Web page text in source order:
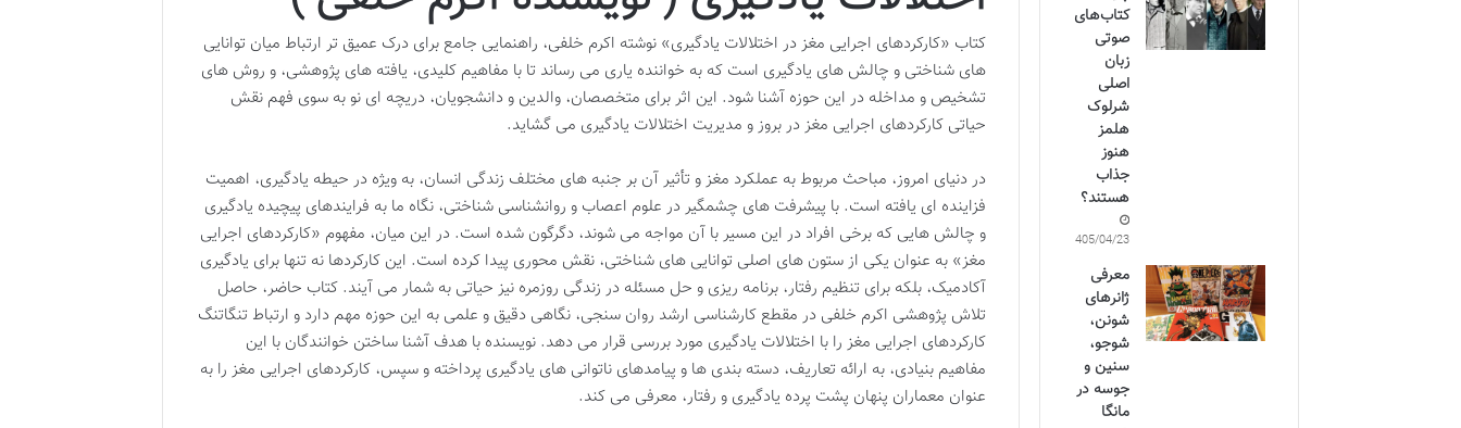
کتاب «کارکردهای اجرایی مغز در اختلالات یادگیری» نوشته اکرم خلفی، راهنمایی جامع برای درک عمیق تر ارتباط میان توانایی
های شناختی و چالش های یادگیری است که به خواننده یاری می رساند تا با مفاهیم کلیدی، یافته های پژوهشی، و روش های
تشخیص و مداخله در این حوزه آشنا شود. این اثر برای متخصصان، والدین و دانشجویان، دریچه ای نو به سوی فهم نقش
حیاتی کارکردهای اجرایی مغز در بروز و مدیریت اختلالات یادگیری می گشاید.
در دنیای امروز، مباحث مربوط به عملکرد مغز و تأثیر آن بر جنبه های مختلف زندگی انسان، به ویژه در حیطه یادگیری، اهمیت
فزاینده ای یافته است. با پیشرفت های چشمگیر در علوم اعصاب و روانشناسی شناختی، نگاه ما به فرایندهای پیچیده یادگیری
و چالش هایی که برخی افراد در این مسیر با آن مواجه می شوند، دگرگون شده است. در این میان، مفهوم «کارکردهای اجرایی
مغز» به عنوان یکی از ستون های اصلی توانایی های شناختی، نقش محوری پیدا کرده است. این کارکردها نه تنها برای یادگیری
آکادمیک، بلکه برای تنظیم رفتار، برنامه ریزی و حل مسئله در زندگی روزمره نیز حیاتی به شمار می آیند. کتاب حاضر، حاصل
تلاش پژوهشی اکرم خلفی در مقطع کارشناسی ارشد روان سنجی، نگاهی دقیق و علمی به این حوزه مهم دارد و ارتباط تنگاتنگ
کارکردهای اجرایی مغز را با اختلالات یادگیری مورد بررسی قرار می دهد. نویسنده با هدف آشنا ساختن خوانندگان با این
مفاهیم بنیادی، به ارائه تعاریف، دسته بندی ها و پیامدهای ناتوانی های یادگیری پرداخته و سپس، کارکردهای اجرایی مغز را به
عنوان معماران پنهان پشت پرده یادگیری و رفتار، معرفی می کند.
کتاب‌های
صوتی
زبان
اصلی
شرلوک
هلمز
هنوز
جذاب
هستند؟
1405/04/23
معرفی
ژانرهای
شونن،
شوجو،
سنین و
جوسه در
مانگا